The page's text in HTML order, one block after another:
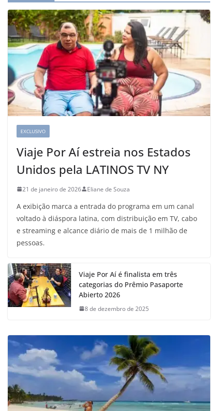
EXCLUSIVO
Viaje Por Aí estreia nos Estados
Unidos pela LATINOS TV NY
21 de janeiro de 2026 Eliane de Souza
A exibição marca a entrada do programa em um canal
voltado à diáspora latina, com distribuição em TV, cabo
e streaming e alcance diário de mais de 1 milhão de
pessoas.
Viaje Por Aí é finalista em três
categorias do Prêmio Pasaporte
Abierto 2026
8 de dezembro de 2025